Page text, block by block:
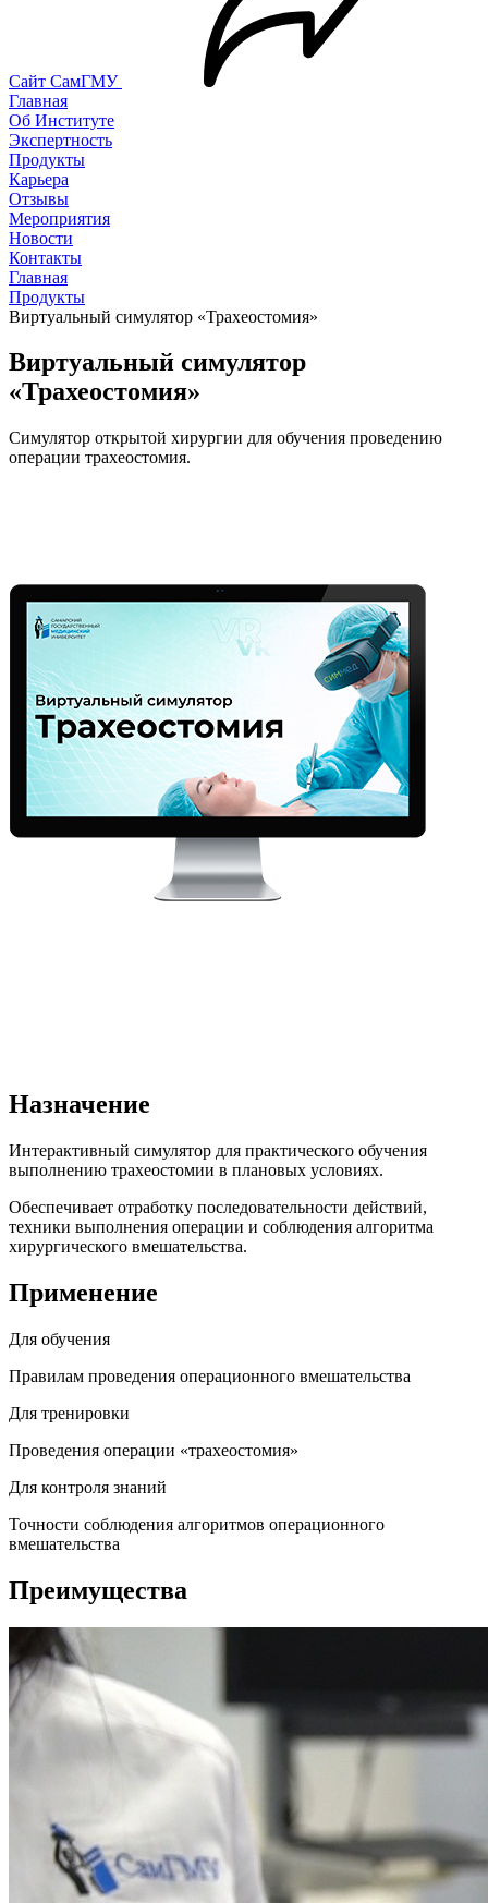
Сайт СамГМУ
Главная
Об Институте
Экспертность
Продукты
Карьера
Отзывы
Мероприятия
Новости
Контакты
Главная
Продукты
Виртуальный симулятор «Трахеостомия»
Виртуальный симулятор
«Трахеостомия»
Симулятор открытой хирургии для обучения проведению
операции трахеостомия.
Назначение
Интерактивный симулятор для практического обучения
выполнению трахеостомии в плановых условиях.
Обеспечивает отработку последовательности действий,
техники выполнения операции и соблюдения алгоритма
хирургического вмешательства.
Применение
Для обучения
Правилам проведения операционного вмешательства
Для тренировки
Проведения операции «трахеостомия»
Для контроля знаний
Точности соблюдения алгоритмов операционного
вмешательства
Преимущества